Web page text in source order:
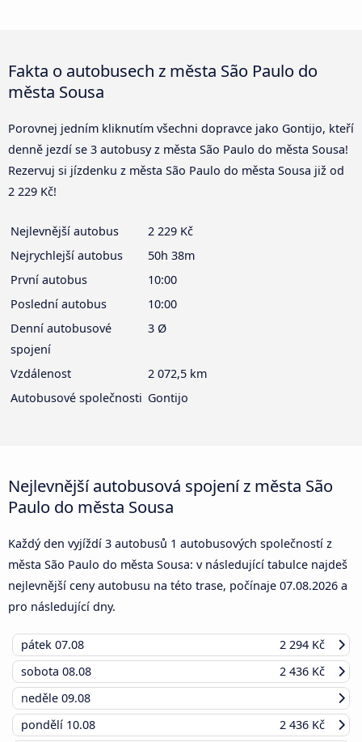
Fakta o autobusech z města São Paulo do
města Sousa
Porovnej jedním kliknutím všechni dopravce jako Gontijo, kteří
denně jezdí se 3 autobusy z města São Paulo do města Sousa!
Rezervuj si jízdenku z města São Paulo do města Sousa již od
2 229 Kč!
Nejlevnější autobus
2 229 Kč
Nejrychlejší autobus
50h 38m
První autobus
10:00
Poslední autobus
10:00
Denní autobusové
spojení
3 Ø
Vzdálenost
2 072,5 km
Autobusové společnosti Gontijo
Nejlevnější autobusová spojení z města São
Paulo do města Sousa
Každý den vyjíždí 3 autobusů 1 autobusových společností z
města São Paulo do města Sousa: v následující tabulce najdeš
nejlevnější ceny autobusu na této trase, počínaje 07.08.2026 a
pro následující dny.
pátek 07.08
2 294 Kč
sobota 08.08
2 436 Kč
neděle 09.08
pondělí 10.08
2 436 Kč